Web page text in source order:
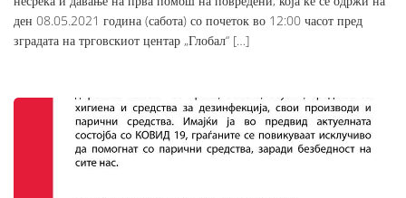
ден 08.05.2021 година (сабота) со почеток во 12:00 часот пред
зградата на трговскиот центар „Глобал“ […]